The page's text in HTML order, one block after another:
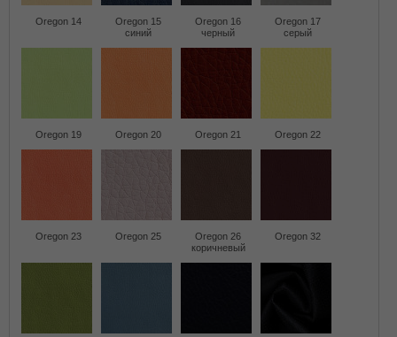
Oregon 14
Oregon 15
синий
Oregon 16
черный
Oregon 17
серый
Oregon 19 Oregon 20 Oregon 21 Oregon 22
Oregon 23 Oregon 25
Oregon 26
коричневый
Oregon 32